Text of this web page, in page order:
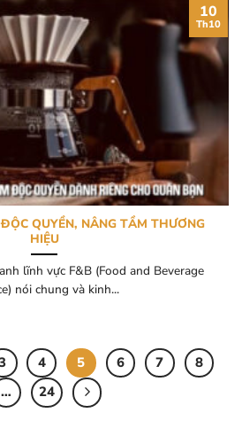
QUYỀN, NÂNG TẦM THƯƠNG
HIỆU
lĩnh vực F&B (Food and Beverage
nói chung và kinh...
10
Th10
4 5 6 7
8
…
24